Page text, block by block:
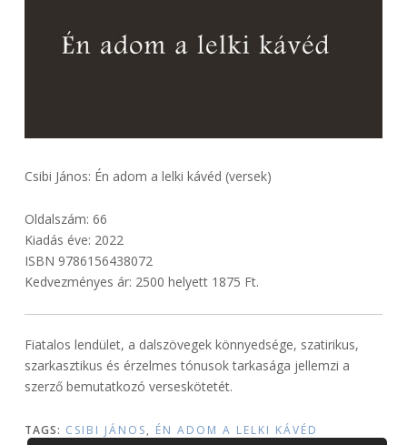
Csibi János: Én adom a lelki kávéd (versek)
Oldalszám: 66
Kiadás éve: 2022
ISBN 9786156438072
Kedvezményes ár: 2500 helyett 1875 Ft.
Fiatalos lendület, a dalszövegek könnyedsége, szatirikus,
szarkasztikus és érzelmes tónusok tarkasága jellemzi a
szerző bemutatkozó verseskötetét.
TAGS: CSIBI JÁNOS, ÉN ADOM A LELKI KÁVÉD